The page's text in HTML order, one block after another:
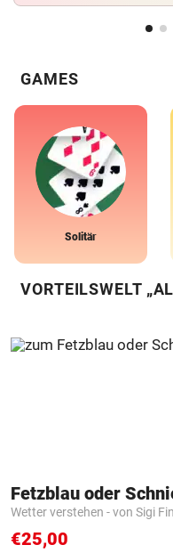
GAMES
Solitär
VORTEILSWELT
Fetzblau oder
Wetter verstehen - von Sigi
€25,00